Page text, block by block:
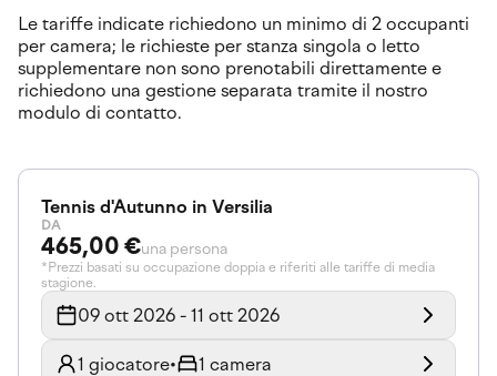
Le tariffe indicate richiedono un minimo di 2 occupanti
per camera; le richieste per stanza singola o letto
supplementare non sono prenotabili direttamente e
richiedono una gestione separata tramite il nostro
modulo di contatto.
Tennis d'Autunno in Versilia
DA
465,00 €una persona
*Prezzi basati su occupazione doppia e riferiti alle tariffe di media
stagione.
09 ott 2026 - 11 ott 2026
1 giocatore• 1 camera